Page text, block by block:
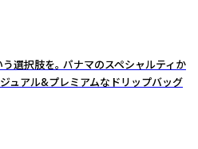
選択肢を。 パナマのスペシャルティか
ュアル&プレミアムなドリップバッグ